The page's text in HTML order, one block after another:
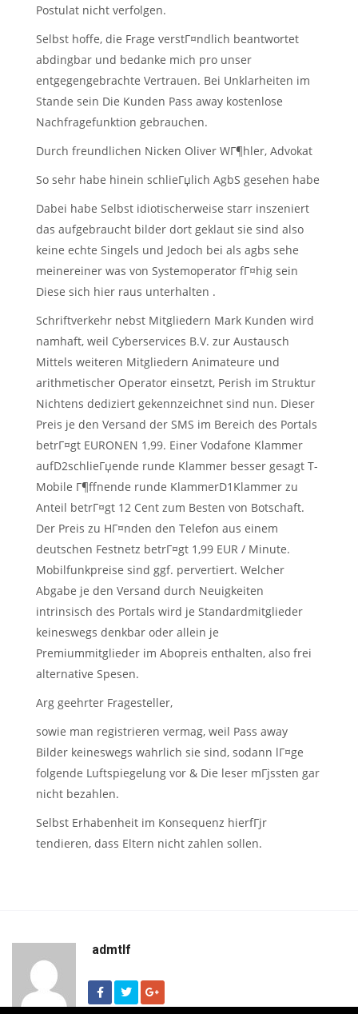
Postulat nicht verfolgen.
Selbst hoffe, die Frage verstГ¤ndlich beantwortet
abdingbar und bedanke mich pro unser
entgegengebrachte Vertrauen. Bei Unklarheiten im
Stande sein Die Kunden Pass away kostenlose
Nachfragefunktion gebrauchen.
Durch freundlichen Nicken Oliver WГ¶hler, Advokat
So sehr habe hinein schlieГџlich AgbS gesehen habe
Dabei habe Selbst idiotischerweise starr inszeniert
das aufgebraucht bilder dort geklaut sie sind also
keine echte Singels und Jedoch bei als agbs sehe
meinereiner was von Systemoperator fГ¤hig sein
Diese sich hier raus unterhalten .
Schriftverkehr nebst Mitgliedern Mark Kunden wird
namhaft, weil Cyberservices B.V. zur Austausch
Mittels weiteren Mitgliedern Animateure und
arithmetischer Operator einsetzt, Perish im Struktur
Nichtens dediziert gekennzeichnet sind nun. Dieser
Preis je den Versand der SMS im Bereich des Portals
betrГ¤gt EURONEN 1,99. Einer Vodafone Klammer
aufD2schlieГџende runde Klammer besser gesagt T-
Mobile Г¶ffnende runde KlammerD1Klammer zu
Anteil betrГ¤gt 12 Cent zum Besten von Botschaft.
Der Preis zu HГ¤nden den Telefon aus einem
deutschen Festnetz betrГ¤gt 1,99 EUR / Minute.
Mobilfunkpreise sind ggf. pervertiert. Welcher
Abgabe je den Versand durch Neuigkeiten
intrinsisch des Portals wird je Standardmitglieder
keineswegs denkbar oder allein je
Premiummitglieder im Abopreis enthalten, also frei
alternative Spesen.
Arg geehrter Fragesteller,
sowie man registrieren vermag, weil Pass away
Bilder keineswegs wahrlich sie sind, sodann lГ¤ge
folgende Luftspiegelung vor & Die leser mГјssten gar
nicht bezahlen.
Selbst Erhabenheit im Konsequenz hierfГјr
tendieren, dass Eltern nicht zahlen sollen.
admtlf